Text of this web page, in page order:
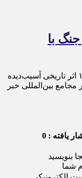
جنگ با
وزیر میراث‌فرهنگی، از آغاز روند مرمت ۱۴۹ اثر تاریخی آسیب‌دیده
مجامع بین‌المللی خبر
یافته : 0
بنویسید
شما